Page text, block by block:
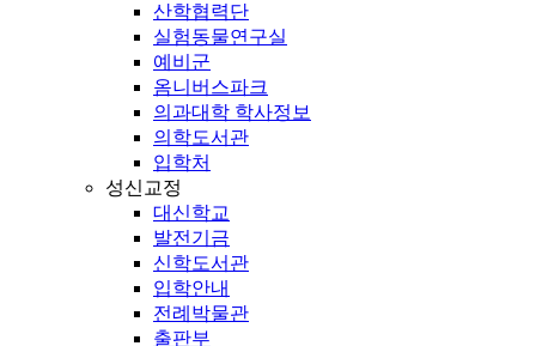
산학협력단
실험동물연구실
예비군
옴니버스파크
의과대학 학사정보
의학도서관
입학처
성신교정
대신학교
발전기금
신학도서관
입학안내
전례박물관
출판부